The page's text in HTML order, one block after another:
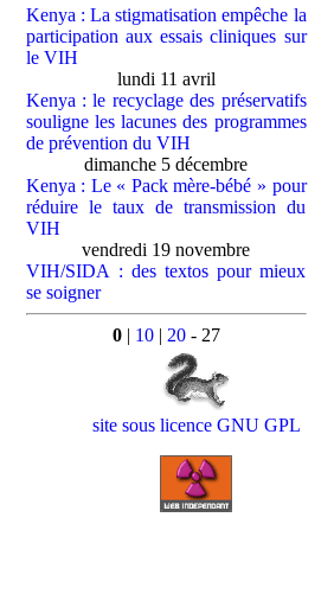
Kenya : La stigmatisation empêche la
participation aux essais cliniques sur
le VIH
lundi 11 avril
Kenya : le recyclage des préservatifs
souligne les lacunes des programmes
de prévention du VIH
dimanche 5 décembre
Kenya : Le « Pack mère-bébé » pour
réduire le taux de transmission du
VIH
vendredi 19 novembre
VIH/SIDA : des textos pour mieux
se soigner
0 | 10 | 20- 27
site sous licence GNU GPL